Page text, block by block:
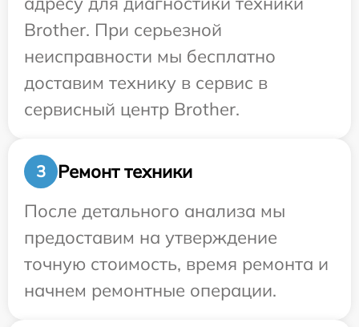
Brother. При серьезной
неисправности мы бесплатно
доставим технику в сервис в
сервисный центр Brother.
3
Ремонт техники
После детального анализа мы
предоставим на утверждение
точную стоимость, время ремонта и
начнем ремонтные операции.